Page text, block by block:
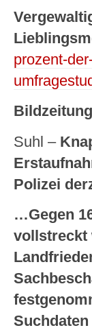
prozent-
Suhl –
Polizei
…Gegen
vollstreckt